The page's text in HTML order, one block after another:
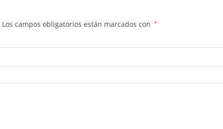
Los campos obligatorios están marcados con *